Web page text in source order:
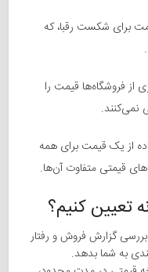
برای شکست رقبا، که
از فروشگاه‌ها قیمت را
نمی‌کنند.
از یک قیمت برای همه
قیمتی متفاوت آن‌ها.
تعیین کنیم؟
گزارش فروش و رفتار
به شما بدهد.